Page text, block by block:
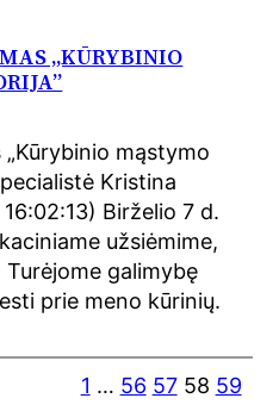
„KŪRYBINIO
mąstymo
Kristina
Birželio 7 d.
užsiėmime,
Turėjome galimybę
prie meno kūrinių.
1 … 56 57 58 59